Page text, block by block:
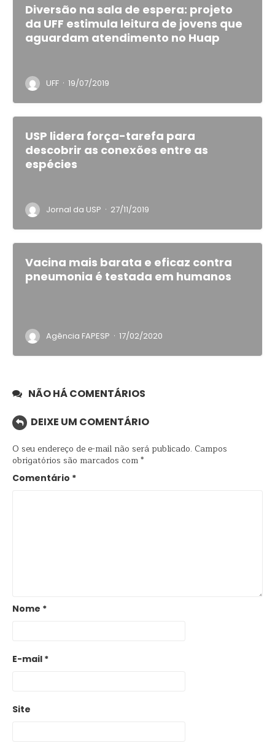
Diversão na sala de espera: projeto
da UFF estimula leitura de jovens que
aguardam atendimento no Huap
UFF · 19/07/2019
USP lidera força-tarefa para
descobrir as conexões entre as
espécies
Jornal da USP · 27/11/2019
Vacina mais barata e eficaz contra
pneumonia é testada em humanos
Agência FAPESP · 17/02/2020
NÃO HÁ COMENTÁRIOS
DEIXE UM COMENTÁRIO
O seu endereço de e-mail não será publicado. Campos
obrigatórios são marcados com*
Comentário *
Nome *
E-mail *
Site